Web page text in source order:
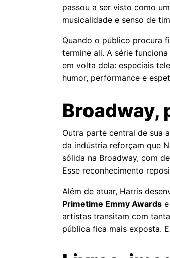
passou a ser visto como
musicalidade e senso de
Quando o público procura
termine ali. A série
em volta dela: especiais
humor, performance e
Broadway,
Outra parte central de sua
da indústria reforçam que
sólida na Broadway, com
Esse reconhecimento
Além de atuar, Harris
Primetime Emmy Awards
artistas transitam com
pública fica mais exposta.